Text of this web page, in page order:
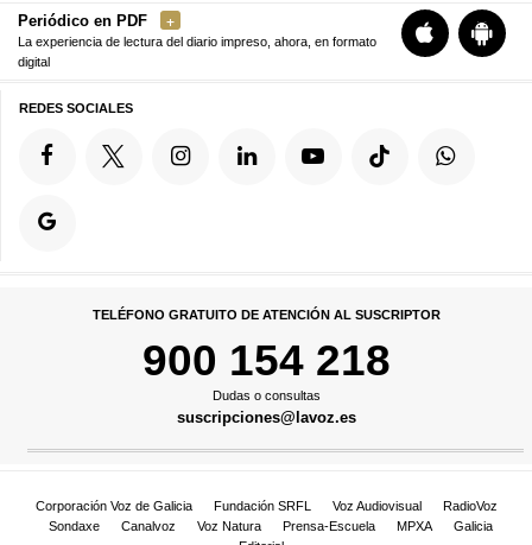
Periódico en PDF
La experiencia de lectura del diario impreso, ahora, en formato
digital
REDES SOCIALES
TELÉFONO GRATUITO DE ATENCIÓN AL SUSCRIPTOR
900 154 218
Dudas o consultas
suscripciones@lavoz.es
Corporación Voz de Galicia Fundación SRFL Voz Audiovisual
RadioVoz
Sondaxe
Canalvoz Voz Natura Prensa-Escuela MPXA
Galicia